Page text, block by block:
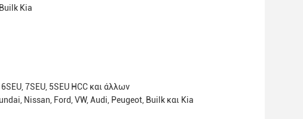
Kia
7SEU, 5SEU HCC και άλλων
Nissan, Ford, VW, Audi, Peugeot, Builk και Kia